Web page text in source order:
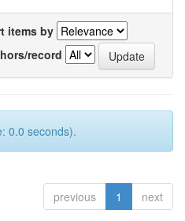
items by
record
0.0 seconds).
previous 1 next